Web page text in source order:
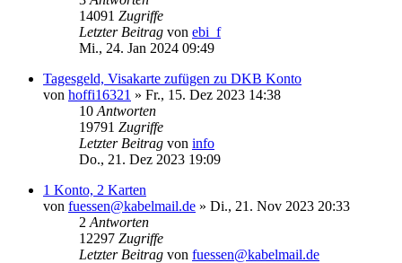
14091 Zugriffe
Letzter Beitrag von ebi_f
Mi., 24. Jan 2024 09:49
Tagesgeld, Visakarte zufügen zu DKB Konto
von hoffi16321 » Fr., 15. Dez 2023 14:38
10 Antworten
19791 Zugriffe
Letzter Beitrag von info
Do., 21. Dez 2023 19:09
1 Konto, 2 Karten
von fuessen@kabelmail.de » Di., 21. Nov 2023 20:33
2 Antworten
12297 Zugriffe
Letzter Beitrag von fuessen@kabelmail.de